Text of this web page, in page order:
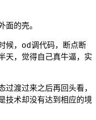
的壳。
候，od调代码，断点断
天，觉得自己真牛逼，实
渡过来之后再回头看，
技术却没有达到相应的境